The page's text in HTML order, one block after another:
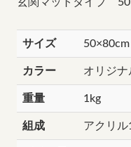
サイズ 50×80cm
カラー オリジナ
重量 1kg
組成 アクリル